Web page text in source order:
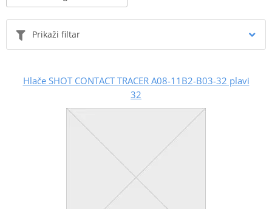
Prikaži filtar
Hlače SHOT CONTACT TRACER A08-11B2-B03-32 plavi
32